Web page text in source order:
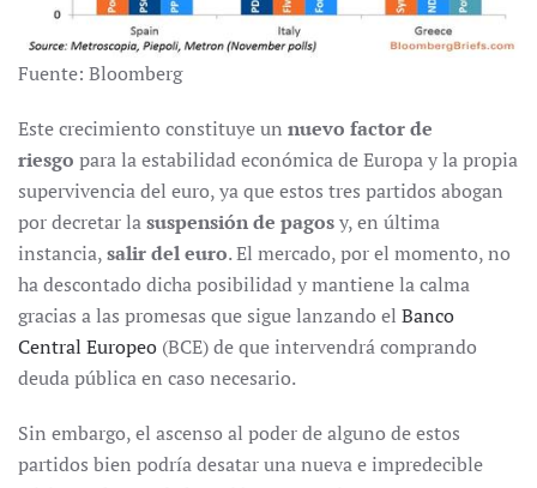
Fuente: Bloomberg
Este crecimiento constituye un nuevo factor de
riesgo para la estabilidad económica de Europa y la propia
supervivencia del euro, ya que estos tres partidos abogan
por decretar lasuspensión de pagosy, en última
instancia,salir del euro. El mercado, por el momento, no
ha descontado dicha posibilidad y mantiene la calma
gracias a las promesas que sigue lanzando el Banco
Central Europeo (BCE) de que intervendrá comprando
deuda pública en caso necesario.
Sin embargo, el ascenso al poder de alguno de estos
partidos bien podría desatar una nueva e impredecible